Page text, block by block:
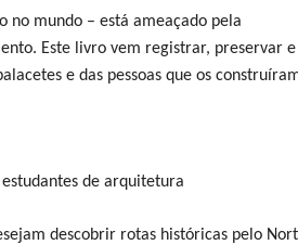
no mundo – está ameaçado pela
Este livro vem registrar, preservar e
e das pessoas que os
de arquitetura
descobrir rotas históricas pelo